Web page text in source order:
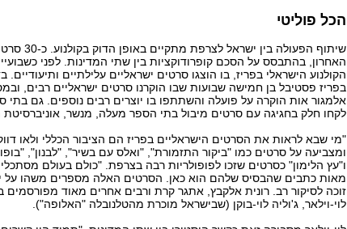
הכל פוליטי
שיתוף הפעולה
האחרון, בהתבסס על הסכם קופרודוקציות בין שתי המדינות. לפני
הקולנוע הישראלי בפריז, בו הוצגו סרטים ישראליים עלילתיים
בפריז פסטיבל בן חמישה שבועות שבו הוקרנו סרטים ישראליים רבים,
אלמגור אות הוקרה על פועלה והשתתפו בו יוצרים רבים נוספים. גם בתי
לקחו חלק בחגיגה עם סרטים מיבול בתי הספר מעלה, מנשר, אוניברסיטת
"מי שבא לראות את הסרטים הישראליים בפריז הם הציבור הכללי ולאו
ומצביעה על סרטים כמו "ביקור התזמורת", "ואלס עם בשיר", "לבנון",
ו"עץ הלימון" כסרטים שזכו לפופולריות רבה בצרפת. "כולם בעולם
מאות כתבים שהבסיס שלהם הוא כאן. הסרטים האלה מספרים משהו על
זוכה לסיקור רב. רונית אלקבץ, אתגר קרת ורבים אחרים מאוד
לוי-וילאר, ג'וליה לוי-בוקן (שבישראל מוכרת מהטלנובלה "האלופה").